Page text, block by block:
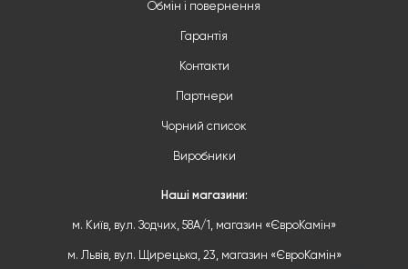
Обмін і повернення
Гарантія
Контакти
Партнери
Чорний список
Виробники
Наші магазини:
м. Київ, вул. Зодчих, 58А/1, магазин «ЄвроКамін»
м. Львів, вул. Щирецька, 23, магазин «ЄвроКамін»